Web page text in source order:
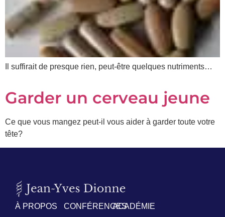
Il suffirait de presque rien, peut-être quelques nutriments…
Garder un cerveau jeune
Ce que vous mangez peut-il vous aider à garder toute votre
tête?
À PROPOS
CONFÉRENCESACADÉMIE
Prénom
*
*
Vous
pourrez
désabonner
en
tout
temps
m'abonne